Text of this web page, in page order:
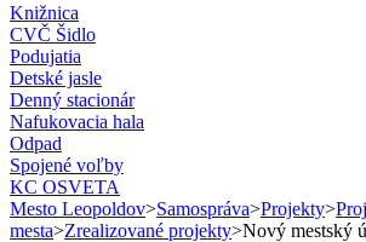
Knižnica
CVČ Šidlo
Podujatia
Detské jasle
Denný stacionár
Nafukovacia hala
Odpad
Spojené voľby
KC OSVETA
Mesto Leopoldov>Samospráva>Projekty>
mesta>Zrealizované projekty>Nový mestský